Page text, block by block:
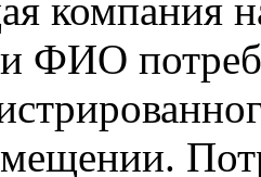
компания
ФИО